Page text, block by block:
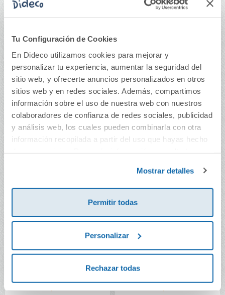
Tu Configuración de Cookies
En Dideco utilizamos cookies para mejorar y
personalizar tu experiencia, aumentar la seguridad del
sitio web, y ofrecerte anuncios personalizados en otros
sitios web y en redes sociales. Además, compartimos
información sobre el uso de nuestra web con nuestros
colaboradores de confianza de redes sociales, publicidad
y análisis web, los cuales pueden combinarla con otra
información recopilada a partir del uso que hayas hecho
Mostrar detalles
Permitir todas
Personalizar
Rechazar todas
Cuento Kamishibai
Mini: El Patito Feo
(Serie A4 Family)
12,45€
Comprar
Malik (Serie A3 Pro)
20,90€
Comprar
Set 20 Láminas
Kamishibai Kids A4
7,34€
Teatro Kamishibai
DIY A3 de madera. Do
41,95€